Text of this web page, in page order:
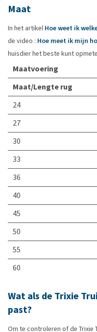
Maat
In het artikel Hoe weet ik
de video : Hoe meet ik mijn
huisdier het beste kunt
Maatvoering
Maat/Lengte rug
24
27
30
33
36
40
45
50
55
60
Wat als de Trixie
past?
Om te controleren of de Trixie